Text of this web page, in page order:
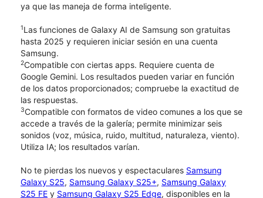
ya que las maneja de forma inteligente.
1Las funciones de Galaxy AI de Samsung son gratuitas
hasta 2025 y requieren iniciar sesión en una cuenta
Samsung.
2Compatible con ciertas apps. Requiere cuenta de
Google Gemini. Los resultados pueden variar en función
de los datos proporcionados; compruebe la exactitud de
las respuestas.
3Compatible con formatos de video comunes a los que se
accede a través de la galería; permite minimizar seis
sonidos (voz, música, ruido, multitud, naturaleza, viento).
Utiliza IA; los resultados varían.
No te pierdas los nuevos y espectaculares Samsung
Galaxy S25, Samsung Galaxy S25+, Samsung Galaxy
S25 FE y Samsung Galaxy S25 Edge, disponibles en la